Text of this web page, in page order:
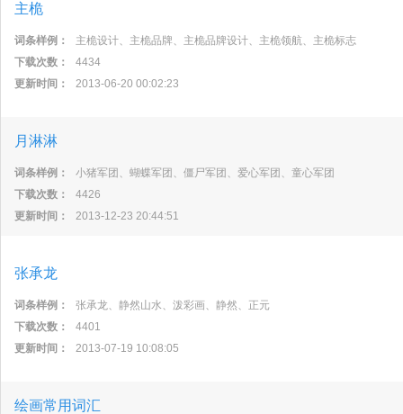
主桅
词条样例：
主桅设计、主桅品牌、主桅品牌设计、主桅领航、主桅标志
下载次数：
4434
更新时间：
2013-06-20 00:02:23
月淋淋
词条样例：
小猪军团、蝴蝶军团、僵尸军团、爱心军团、童心军团
下载次数：
4426
更新时间：
2013-12-23 20:44:51
张承龙
词条样例：
张承龙、静然山水、泼彩画、静然、正元
下载次数：
4401
更新时间：
2013-07-19 10:08:05
绘画常用词汇